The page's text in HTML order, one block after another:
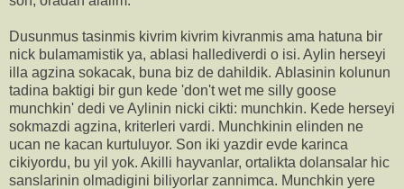
Dusunmus tasinmis kivrim kivrim kivranmis ama hatuna bir
nick bulamamistik ya, ablasi hallediverdi o isi. Aylin herseyi
illa agzina sokacak, buna biz de dahildik. Ablasinin kolunun
tadina baktigi bir gun kede 'don't wet me silly goose
munchkin' dedi ve Aylinin nicki cikti: munchkin. Kede herseyi
sokmazdi agzina, kriterleri vardi. Munchkinin elinden ne
ucan ne kacan kurtuluyor. Son iki yazdir evde karinca
cikiyordu, bu yil yok. Akilli hayvanlar, ortalikta dolansalar hic
sanslarinin olmadigini biliyorlar zannimca. Munchkin yere